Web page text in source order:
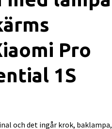
Pro
1S
och det ingår krok, baklampa,